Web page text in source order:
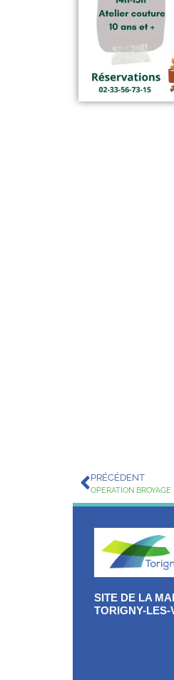
PRÉCÉDENT
OPERATION BROYAGE
SITE DE LA
TORIGNY-LES-